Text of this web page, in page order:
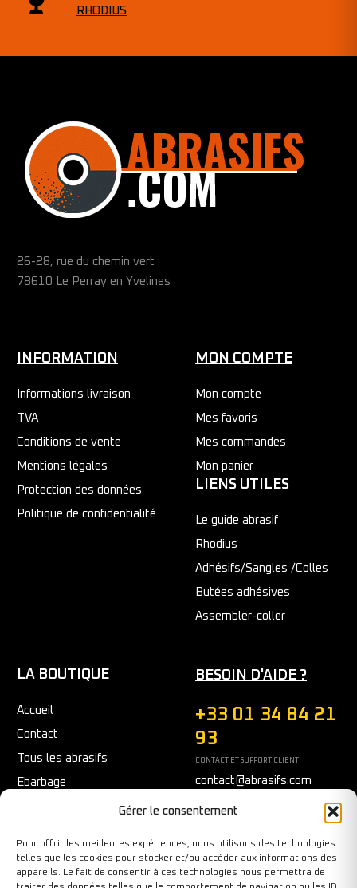
Gérer le consentement
Pour offrir les meilleures expériences, nous utilisons des technologies
telles que les cookies pour stocker et/ou accéder aux informations des
appareils. Le fait de consentir à ces technologies nous permettra de
RHODIUS
26-28, rue du chemin vert
78610 Le Perray en Yvelines
INFORMATION
Informations livraison
TVA
Conditions de vente
Mentions légales
Protection des données
Politique de confidentialité
MON COMPTE
Mon compte
Mes favoris
Mes commandes
Mon panier
LIENS UTILES
Le guide abrasif
Rhodius
Adhésifs/Sangles /Colles
Butées adhésives
Assembler-coller
LA BOUTIQUE
Accueil
Contact
Tous les abrasifs
Ebarbage
Nettoyage
Outils diamantés
BESOIN D'AIDE ?
+33 01 34 84 21
93
CONTACT ET SUPPORT CLIENT
contact@abrasifs.com
Du Lundi au Vendredi